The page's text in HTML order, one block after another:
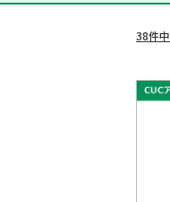
38件中